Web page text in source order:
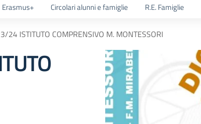
Erasmus+ Circolari alunni e famiglie R.E. Famiglie
24 ISTITUTO COMPRENSIVO M. MONTESSORI